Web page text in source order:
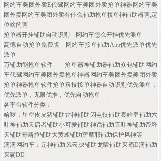
网约车美团外卖E代驾网约车美团外卖抢单神器网约车美
团外卖网约车美团外卖有什么辅助抢单接单神辅助器啊,定
位啥的啊
抢单器开挂辅助自动识别
网约车怎么开挂优先派单
高德自动抢单免费版
网约车接单辅助App优先派单优先
派单
万辅助能抢单软件
抢单器神辅助器辅助众包辅助网约
车代驾网约车美团外卖抢单神器网约车美团外卖美团外卖
抢单神器抢单软件抢单科技接单神器自动识别优先派单，
优先派单，无限优推，优先自动抢单
各平台软件分类：
哈啰：星空皮皮猪辅助雷神辅助闪电侠辅助秦始皇辅助六
叶神辅助天启者辅助小可爱辅助神话辅助五叶神辅助帝释
天辅助哥斯拉辅助大黄蜂辅助萨摩耶辅助保护风神等
滴滴网约车：元神辅助风云决辅助龙啸辅助灭霸D滴辅助
灭霸DD